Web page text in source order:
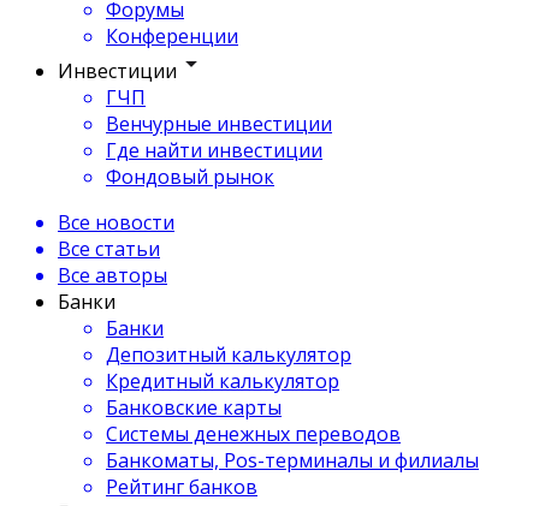
Форумы
Конференции
Инвестиции
ГЧП
Венчурные инвестиции
Где найти инвестиции
Фондовый рынок
Все новости
Все статьи
Все авторы
Банки
Банки
Депозитный калькулятор
Кредитный калькулятор
Банковские карты
Системы денежных переводов
Банкоматы, Pos-терминалы и филиалы
Рейтинг банков